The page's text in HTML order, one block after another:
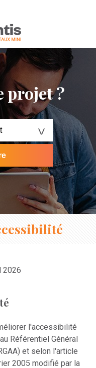
projet ?
2026
l'accessibilité
Référentiel Général
et selon l'article
2005 modifié par la